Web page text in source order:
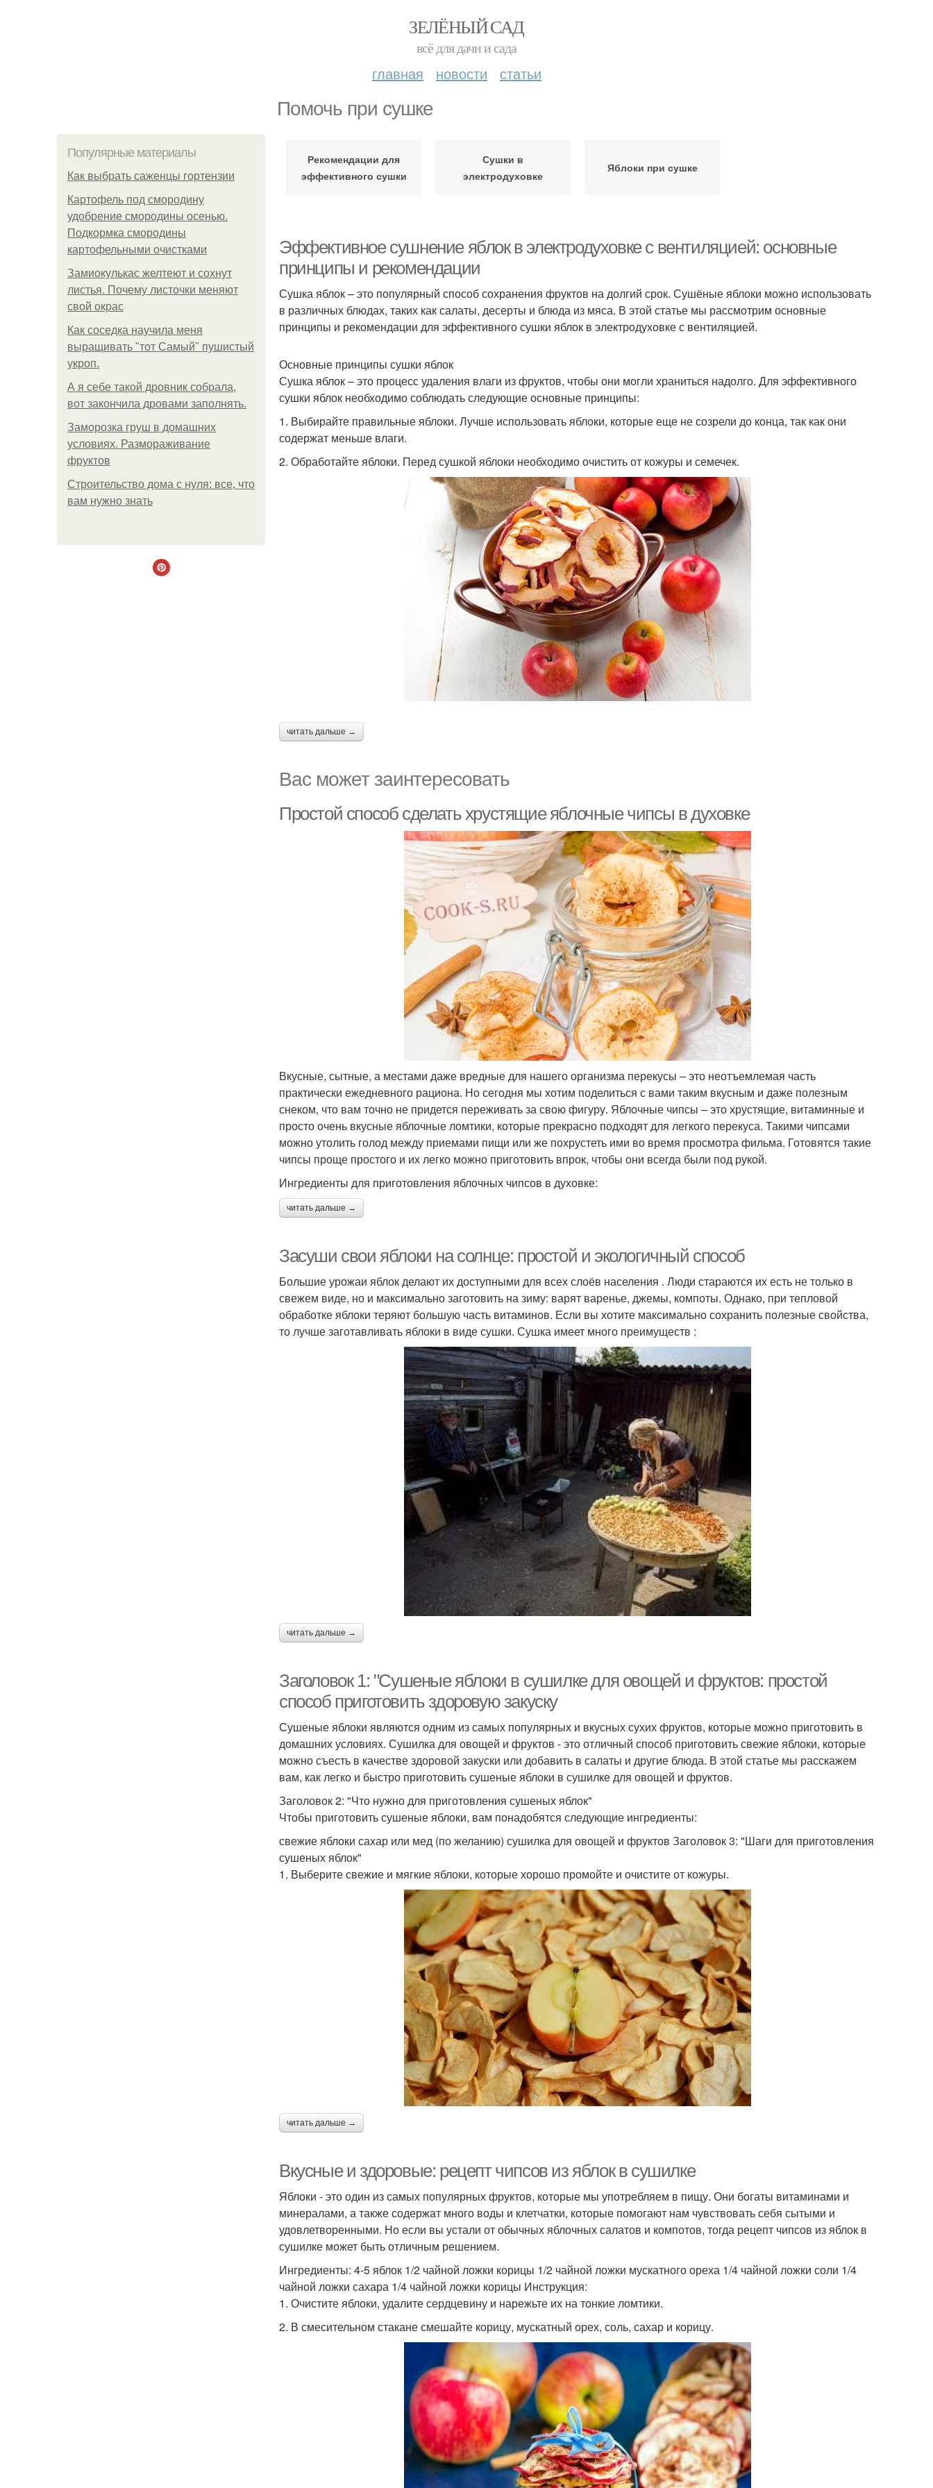
ЗЕЛЁНЫЙ САД
всё для дачи и сада
главная новости статьи
Помочь при сушке
Популярные материалы
Как выбрать саженцы гортензии
Картофель под смородину
удобрение смородины осенью.
Подкормка смородины
картофельными очистками
Замиокулькас желтеют и сохнут
листья. Почему листочки меняют
свой окрас
Как соседка научила меня
выращивать "тот Самый" пушистый
укроп.
А я себе такой дровник собрала,
вот закончила дровами заполнять.
Заморозка груш в домашних
условиях. Размораживание
фруктов
Строительство дома с нуля: все, что
вам нужно знать
Рекомендации для
эффективного сушки
Сушки в
электродуховке
Яблоки при сушке
Эффективное сушнение яблок в электродуховке с вентиляцией: основные
принципы и рекомендации
Сушка яблок – это популярный способ сохранения фруктов на долгий срок. Сушёные яблоки можно использовать
в различных блюдах, таких как салаты, десерты и блюда из мяса. В этой статье мы рассмотрим основные
принципы и рекомендации для эффективного сушки яблок в электродуховке с вентиляцией.
Основные принципы сушки яблок
Сушка яблок – это процесс удаления влаги из фруктов, чтобы они могли храниться надолго. Для эффективного
сушки яблок необходимо соблюдать следующие основные принципы:
1. Выбирайте правильные яблоки. Лучше использовать яблоки, которые еще не созрели до конца, так как они
содержат меньше влаги.
2. Обработайте яблоки. Перед сушкой яблоки необходимо очистить от кожуры и семечек.
читать дальше →
Вас может заинтересовать
Простой способ сделать хрустящие яблочные чипсы в духовке
Вкусные, сытные, а местами даже вредные для нашего организма перекусы – это неотъемлемая часть
практически ежедневного рациона. Но сегодня мы хотим поделиться с вами таким вкусным и даже полезным
снеком, что вам точно не придется переживать за свою фигуру. Яблочные чипсы – это хрустящие, витаминные и
просто очень вкусные яблочные ломтики, которые прекрасно подходят для легкого перекуса. Такими чипсами
можно утолить голод между приемами пищи или же похрустеть ими во время просмотра фильма. Готовятся такие
чипсы проще простого и их легко можно приготовить впрок, чтобы они всегда были под рукой.
Ингредиенты для приготовления яблочных чипсов в духовке:
читать дальше →
Засуши свои яблоки на солнце: простой и экологичный способ
Большие урожаи яблок делают их доступными для всех слоёв населения . Люди стараются их есть не только в
свежем виде, но и максимально заготовить на зиму: варят варенье, джемы, компоты. Однако, при тепловой
обработке яблоки теряют большую часть витаминов. Если вы хотите максимально сохранить полезные свойства,
то лучше заготавливать яблоки в виде сушки. Сушка имеет много преимуществ :
читать дальше →
Заголовок 1: "Сушеные яблоки в сушилке для овощей и фруктов: простой
способ приготовить здоровую закуску
Сушеные яблоки являются одним из самых популярных и вкусных сухих фруктов, которые можно приготовить в
домашних условиях. Сушилка для овощей и фруктов - это отличный способ приготовить свежие яблоки, которые
можно съесть в качестве здоровой закуски или добавить в салаты и другие блюда. В этой статье мы расскажем
вам, как легко и быстро приготовить сушеные яблоки в сушилке для овощей и фруктов.
Заголовок 2: "Что нужно для приготовления сушеных яблок"
Чтобы приготовить сушеные яблоки, вам понадобятся следующие ингредиенты:
свежие яблоки сахар или мед (по желанию) сушилка для овощей и фруктов Заголовок 3: "Шаги для приготовления
сушеных яблок"
1. Выберите свежие и мягкие яблоки, которые хорошо промойте и очистите от кожуры.
читать дальше →
Вкусные и здоровые: рецепт чипсов из яблок в сушилке
Яблоки - это один из самых популярных фруктов, которые мы употребляем в пищу. Они богаты витаминами и
минералами, а также содержат много воды и клетчатки, которые помогают нам чувствовать себя сытыми и
удовлетворенными. Но если вы устали от обычных яблочных салатов и компотов, тогда рецепт чипсов из яблок в
сушилке может быть отличным решением.
Ингредиенты: 4-5 яблок 1/2 чайной ложки корицы 1/2 чайной ложки мускатного ореха 1/4 чайной ложки соли 1/4
чайной ложки сахара 1/4 чайной ложки корицы Инструкция:
1. Очистите яблоки, удалите сердцевину и нарежьте их на тонкие ломтики.
2. В смесительном стакане смешайте корицу, мускатный орех, соль, сахар и корицу.